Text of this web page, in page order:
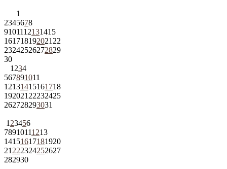
1
2345678
9101112131415
161718192021 22
23242526272829
30
1 234
567891011
12131415161718
192021 22232425
262728293031
1 23456
78910111213
14151617181920
21 222324252627
282930